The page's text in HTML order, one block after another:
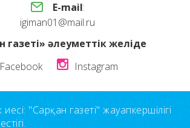
E-mail:
igiman01@mail.ru
газеті» әлеуметтік желіде
Facebook
Instagram
"Сарқан газеті" жауапкершілігі